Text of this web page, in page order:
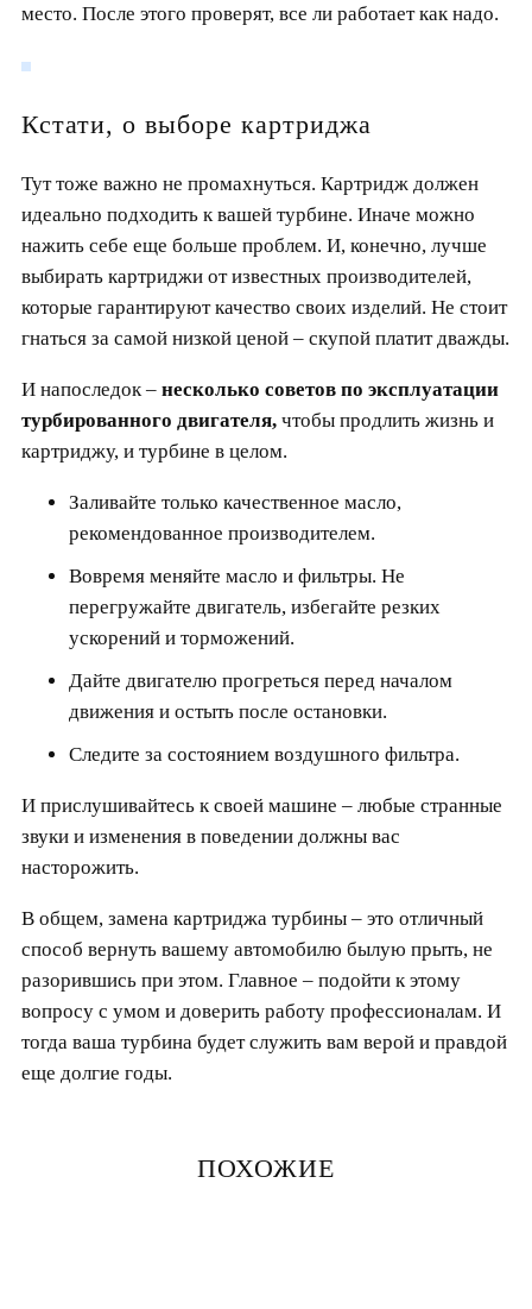
место. После этого проверят, все ли работает как надо.
Кстати, о выборе картриджа
Тут тоже важно не промахнуться. Картридж должен
идеально подходить к вашей турбине. Иначе можно
нажить себе еще больше проблем. И, конечно, лучше
выбирать картриджи от известных производителей,
которые гарантируют качество своих изделий. Не стоит
гнаться за самой низкой ценой – скупой платит дважды.
И напоследок –несколько советов по эксплуатации
турбированного двигателя,чтобы продлить жизнь и
картриджу, и турбине в целом.
Заливайте только качественное масло,
рекомендованное производителем.
Вовремя меняйте масло и фильтры. Не
перегружайте двигатель, избегайте резких
ускорений и торможений.
Дайте двигателю прогреться перед началом
движения и остыть после остановки.
Следите за состоянием воздушного фильтра.
И прислушивайтесь к своей машине – любые странные
звуки и изменения в поведении должны вас
насторожить.
В общем, замена картриджа турбины – это отличный
способ вернуть вашему автомобилю былую прыть, не
разорившись при этом. Главное – подойти к этому
вопросу с умом и доверить работу профессионалам. И
тогда ваша турбина будет служить вам верой и правдой
еще долгие годы.
ПОХОЖИЕ